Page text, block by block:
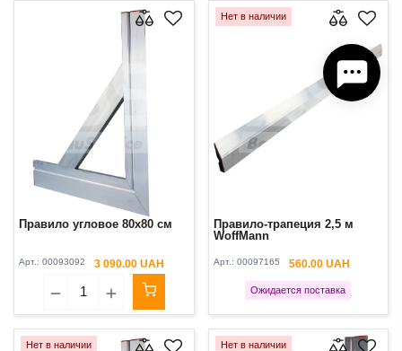
Правило угловое 80x80 см
Арт.: 00093092 3 090.00 UAH
Нет в наличии
Правило-трапеция 2,5 м
WoffMann
Арт.: 00097165 560.00 UAH
Ожидается поставка
Нет в наличии Нет в наличии